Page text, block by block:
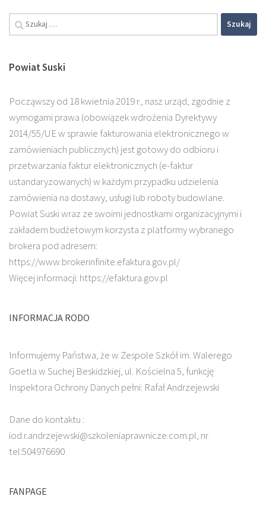
Powiat Suski
Począwszy od 18 kwietnia 2019 r., nasz urząd, zgodnie z
wymogami prawa (obowiązek wdrożenia Dyrektywy
2014/55/UE w sprawie fakturowania elektronicznego w
zamówieniach publicznych) jest gotowy do odbioru i
przetwarzania faktur elektronicznych (e-faktur
ustandaryzowanych) w każdym przypadku udzielenia
zamówienia na dostawy, usługi lub roboty budowlane.
Powiat Suski wraz ze swoimi jednostkami organizacyjnymi i
zakładem budżetowym korzysta z platformy wybranego
brokera pod adresem:
https://www.brokerinfinite.efaktura.gov.pl/
Więcej informacji: https://efaktura.gov.pl
INFORMACJA RODO
Informujemy Państwa, że w Zespole Szkół im. Walerego
Goetla w Suchej Beskidzkiej, ul. Kościelna 5, funkcję
Inspektora Ochrony Danych pełni: Rafał Andrzejewski
Dane do kontaktu :
iod.r.andrzejewski@szkoleniaprawnicze.com.pl, nr
tel:504976690
FANPAGE